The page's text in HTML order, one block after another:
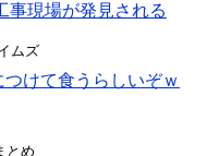
事現場が発見される
ムズ
けて食うらしいぞｗ
とめ